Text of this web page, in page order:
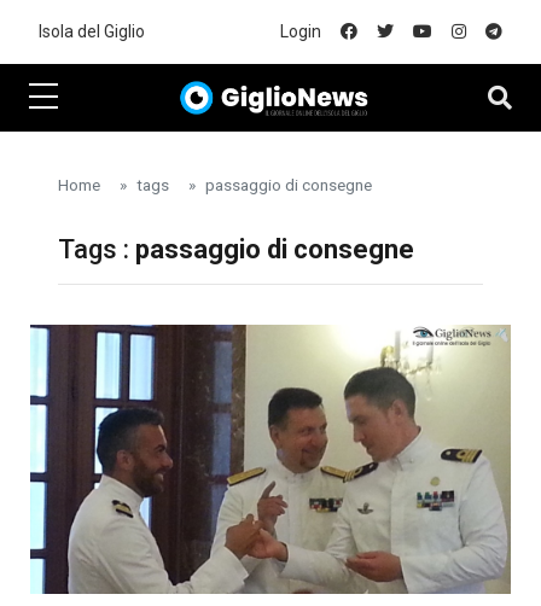
Isola del Giglio Login
Home tags passaggio di consegne
Tags : passaggio di consegne